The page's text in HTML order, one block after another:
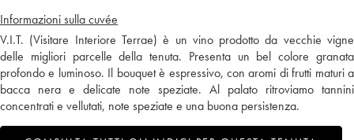
Informazioni sulla cuvée
V.I.T. (Visitare Interiore Terrae) è un vino prodotto da vecchie vigne
delle migliori parcelle della tenuta. Presenta un bel colore granata
profondo e luminoso. Il bouquet è espressivo, con aromi di frutti maturi a
bacca nera e delicate note speziate. Al palato ritroviamo tannini
concentrati e vellutati, note speziate e una buona persistenza.